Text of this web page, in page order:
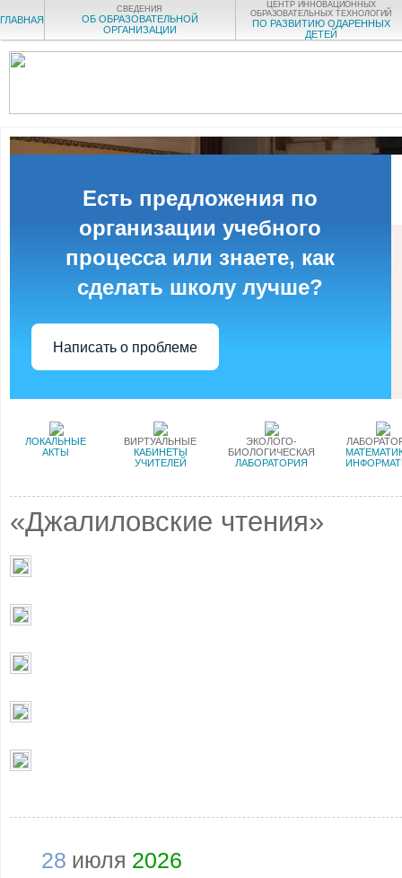
ГЛАВНАЯ
СВЕДЕНИЯ
ОБ ОБРАЗОВАТЕЛЬНОЙ
ОРГАНИЗАЦИИ
ЦЕНТР ИННОВАЦИОННЫХ
ОБРАЗОВАТЕЛЬНЫХ ТЕХНОЛОГИЙ
ПО РАЗВИТИЮ ОДАРЕННЫХ
ДЕТЕЙ
Есть предложения по
организации учебного
процесса или знаете, как
сделать школу лучше?
Написать о проблеме
ЛОКАЛЬНЫЕ
АКТЫ
ВИРТУАЛЬНЫЕ
КАБИНЕТЫ
УЧИТЕЛЕЙ
ЭКОЛОГО-
БИОЛОГИЧЕСКАЯ
ЛАБОРАТОРИЯ
«Джалиловские чтения»
28 июля 2026